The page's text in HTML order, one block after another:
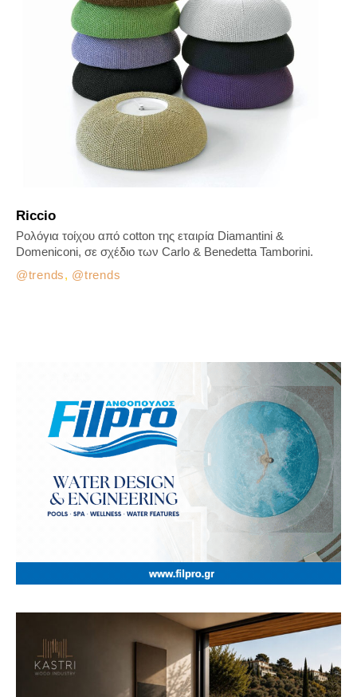
Riccio
trends, trends
Ρολόγια τοίχου από cotton της εταιρία Diamantini &
Domeniconi, σε σχέδιο των Carlo & Benedetta Tamborini.